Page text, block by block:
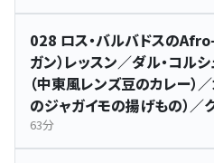
028 ロス・バルバドスの
ガン）レッスン／ダル・コル
（中東風レンズ豆のカレー）
のジャガイモの揚げもの）／
63分